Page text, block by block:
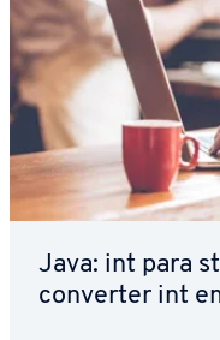
Java: int para
converter int